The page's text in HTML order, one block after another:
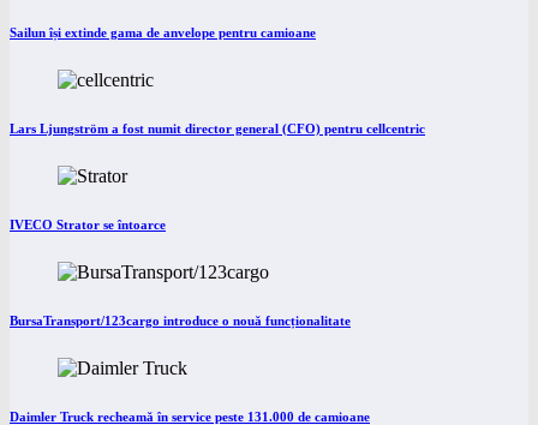
Sailun își extinde gama de anvelope pentru camioane
Lars Ljungström a fost numit director general (CFO) pentru cellcentric
IVECO Strator se întoarce
BursaTransport/123cargo introduce o nouă funcționalitate
Daimler Truck recheamă în service peste 131.000 de camioane